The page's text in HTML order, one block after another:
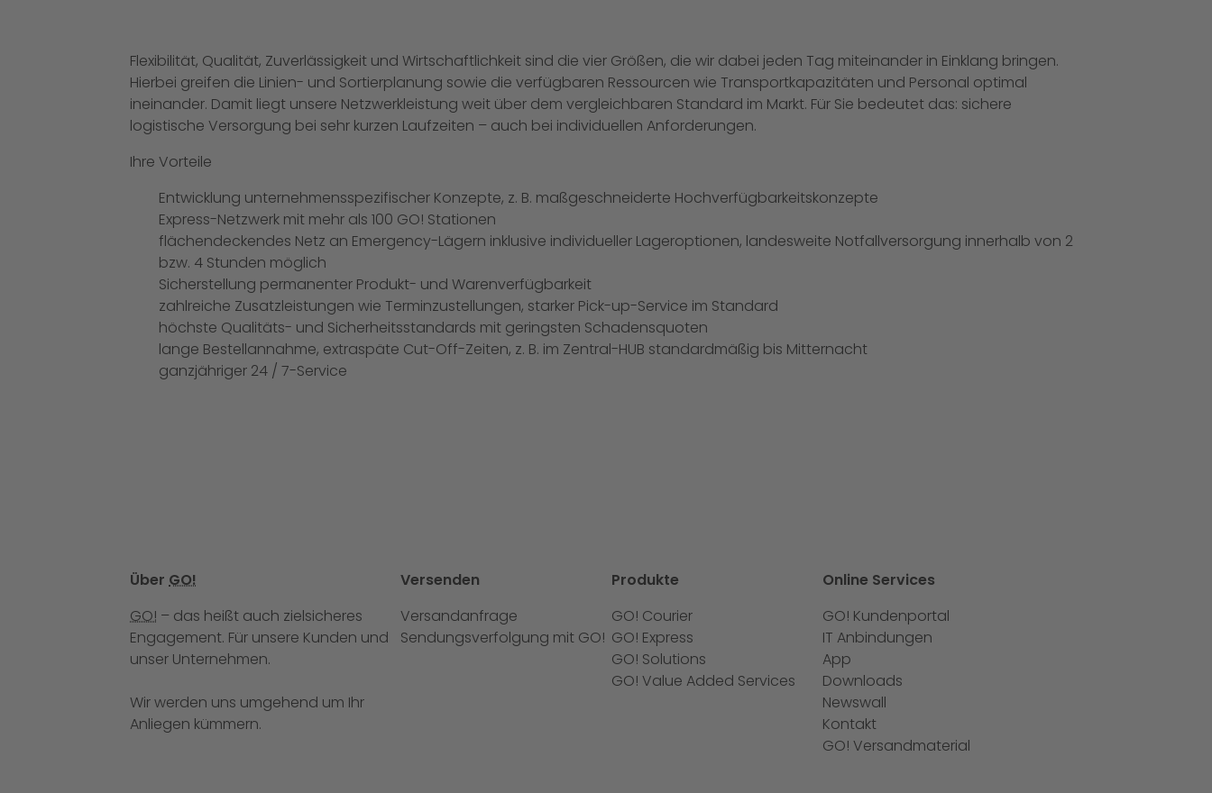
Flexibilität, Qualität, Zuverlässigkeit und Wirtschaftlichkeit sind die vier Größen, die wir dabei jeden Tag miteinander in Einklang bringen.
Hierbei greifen die Linien- und Sortierplanung sowie die verfügbaren Ressourcen wie Transportkapazitäten und Personal optimal
ineinander. Damit liegt unsere Netzwerkleistung weit über dem vergleichbaren Standard im Markt. Für Sie bedeutet das: sichere
logistische Versorgung bei sehr kurzen Laufzeiten – auch bei individuellen Anforderungen.
Ihre Vorteile
Entwicklung unternehmensspezifischer Konzepte, z. B. maßgeschneiderte Hochverfügbarkeitskonzepte
Express-Netzwerk mit mehr als 100 GO! Stationen
flächendeckendes Netz an Emergency-Lägern inklusive individueller Lageroptionen, landesweite Notfallversorgung innerhalb von 2
bzw. 4 Stunden möglich
Sicherstellung permanenter Produkt- und Warenverfügbarkeit
zahlreiche Zusatzleistungen wie Terminzustellungen, starker Pick-up-Service im Standard
höchste Qualitäts- und Sicherheitsstandards mit geringsten Schadensquoten
lange Bestellannahme, extraspäte Cut-Off-Zeiten, z. B. im Zentral-HUB standardmäßig bis Mitternacht
ganzjähriger 24 / 7-Service
Über GO!
GO! – das heißt auch zielsicheres
Engagement. Für unsere Kunden und
unser Unternehmen.
Wir werden uns umgehend um Ihr
Anliegen kümmern.
Versenden
Versandanfrage
Sendungsverfolgung mit GO!
Produkte
GO! Courier
GO! Express
GO! Solutions
GO! Value Added Services
Online Services
GO! Kundenportal
IT Anbindungen
App
Downloads
Newswall
Kontakt
GO! Versandmaterial